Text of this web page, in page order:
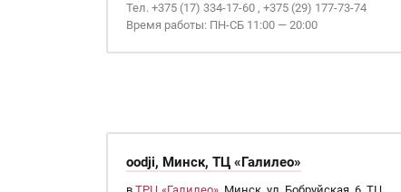
Тел. +375 (17) 334-17-60 , +375 (29) 177-73-74
Время работы: ПН-СБ 11:00 — 20:00
oodji, Минск, ТЦ «Галилео»